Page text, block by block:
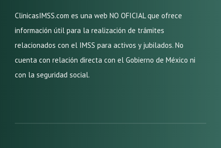
ClinicasIMSS.com es una web NO OFICIAL que ofrece
información útil para la realización de trámites
relacionados con el IMSS para activos y jubilados. No
cuenta con relación directa con el Gobierno de México ni
con la seguridad social.